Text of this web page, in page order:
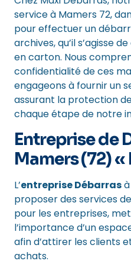
service à Mamers 72,
pour effectuer un
archives, qu’il s’agisse
en carton. Nous
confidentialité de ces
engageons à fournir un
assurant la protection
chaque étape de notre
Entreprise de
Mamers (72)
L’entreprise Débarras
proposer des services
pour les entreprises,
l’importance d’un
afin d’attirer les clients
achats.